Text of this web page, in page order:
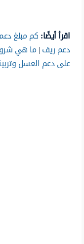
اقرأ أيضًا:كم مبلغ
دعم ريف|ما هي
على دعم العسل